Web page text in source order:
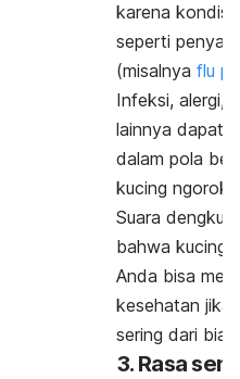
karena
seperti
(misalnya flu
Infeksi, alergi,
lainnya dapat
dalam pola
kucing ngorok
Suara
bahwa kucing
Anda bisa
kesehatan jika
sering dari
3. Rasa